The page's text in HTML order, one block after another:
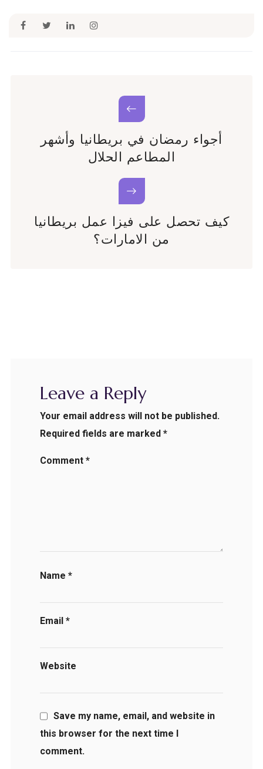
أجواء رمضان في بريطانيا وأشهر
المطاعم الحلال
كيف تحصل على فيزا عمل بريطانيا
من الامارات؟
Leave a Reply
Your email address will not be published.
Required fields are marked *
Comment *
Name *
Email *
Website
Save my name, email, and website in
this browser for the next time I
comment.